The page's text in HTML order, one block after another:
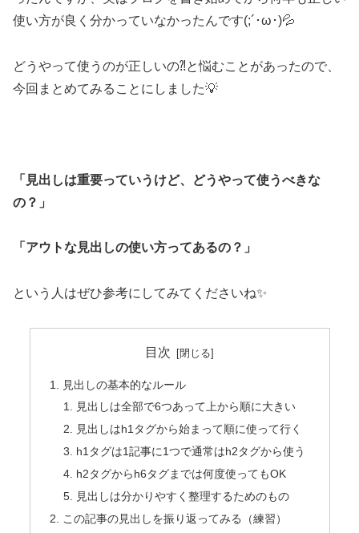
使い方が良く分かっていなかったんです(;´･ω･)💦
どうやって使うのが正しいの⁈と悩むことがあったので、
今回まとめてみることにしました💡
「見出しは重要っていうけど、どうやって使うべきな
の？」
「アウトな見出しの使い方ってあるの？」
という人はぜひ参考にしてみてくださいね✨
目次
見出しの基本的なルール
見出しは全部で6つあって上から順に大きい
見出しはh1タグから始まって順に使って行く
h1タグは1記事に1つで通常はh2タグから使う
h2タグからh6タグまでは何度使ってもOK
見出しは分かりやすく整理するためのもの
この記事の見出しを振り返ってみる（練習）